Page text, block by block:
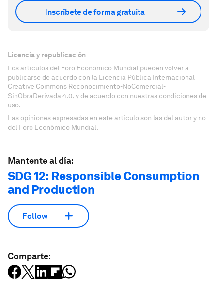
Inscríbete de forma gratuita
Licencia y republicación
Los artículos del Foro Económico Mundial pueden volver a
publicarse de acuerdo con la Licencia Pública Internacional
Creative Commons Reconocimiento-NoComercial-
SinObraDerivada 4.0, y de acuerdo con nuestras condiciones de
uso.
Las opiniones expresadas en este artículo son las del autor y no
del Foro Económico Mundial.
Mantente al día:
SDG 12: Responsible Consumption
and Production
Follow
Comparte: